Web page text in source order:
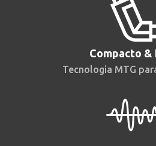
Compacto &
Tecnologia MTG